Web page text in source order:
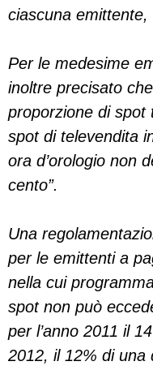
ciascuna emittente,
Per le medesime
inoltre precisato
proporzione di spot
spot di televendita
ora d’orologio non
cento”.
Una
per le emittenti a
nella cui
spot non può
per l’anno 2011 il
2012, il 12% di una